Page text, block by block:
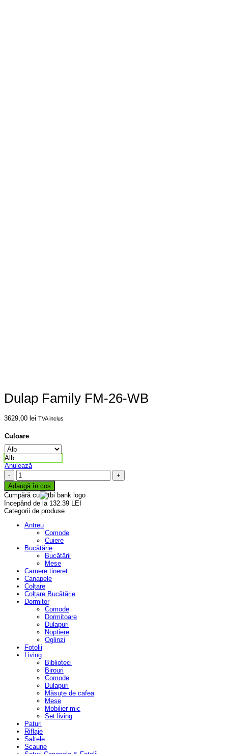
Dulap Family FM-26-WB
3629,00 lei TVA inclus
Culoare
Alb
Anulează
Cantitate
Dulap
Family
FM-
26-
WB
Adaugă în coș
Cumpără cu
începând de la 132.39 LEI
Categorii de produse
Antreu
Comode
Cuiere
Bucătărie
Bucătării
Mese
Camere tineret
Canapele
Colțare
Colțare Bucătărie
Dormitor
Comode
Dormitoare
Dulapuri
Noptiere
Oglinzi
Fotolii
Living
Biblioteci
Birouri
Comode
Dulapuri
Măsuțe de cafea
Mese
Mobilier mic
Set living
Paturi
Riflaje
Saltele
Scaune